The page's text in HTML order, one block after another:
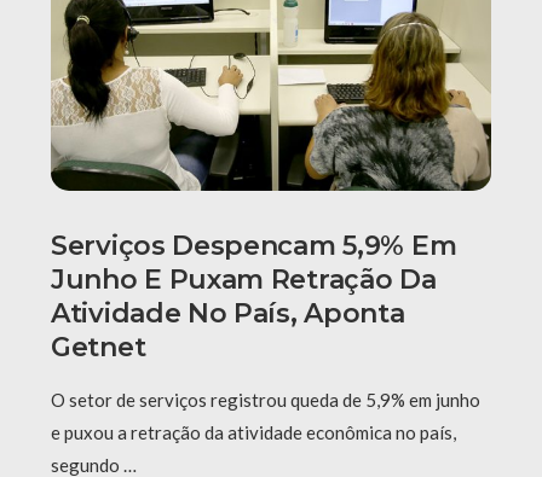
Serviços Despencam 5,9% Em
Junho E Puxam Retração Da
Atividade No País, Aponta
Getnet
O setor de serviços registrou queda de 5,9% em junho
e puxou a retração da atividade econômica no país,
segundo …